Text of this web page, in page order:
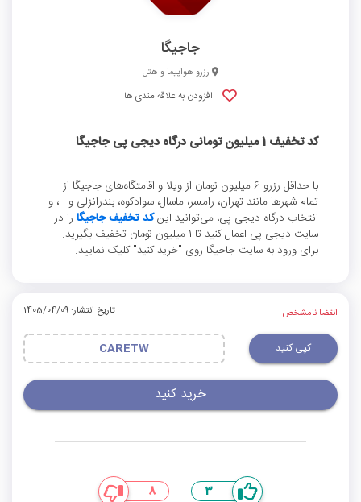
جاجیگا
رزرو هواپیما و هتل
افزودن به علاقه مندی ها
کد تخفیف 1 میلیون تومانی درگاه دیجی پی جاجیگا
با حداقل رزرو 6 میلیون تومان از ویلا و اقامتگاه‌های جاجیگا از
تمام شهرها مانند تهران، رامسر، ماسال، سوادکوه، بندرانزلی و...، و
انتخاب درگاه دیجی پی، می‌توانید اینکد تخفیف جاجیگارا در
سایت دیجی پی اعمال کنید تا 1 میلیون تومان تخفیف بگیرید.
برای ورود به سایت جاجیگا روی "خرید کنید" کلیک نمایید.
انقضا نامشخص تاریخ انتشار: 1405/04/09
کپی کنید CARETW
خرید کنید
3
8